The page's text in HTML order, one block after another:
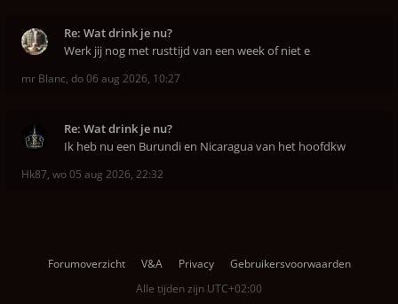
Re: Wat drink je nu?
Werk jij nog met rusttijd van een week of niet e
mr Blanc, do 06 aug 2026, 10:27
Re: Wat drink je nu?
Ik heb nu een Burundi en Nicaragua van het hoofdkw
Hk87, wo 05 aug 2026, 22:32
Forumoverzicht V&A Privacy
Gebruikersvoorwaarden
Alle tijden zijn UTC+02:00